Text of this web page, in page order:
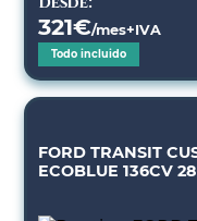
321€/mes+IVA
Todo incluido
FORD TRANSIT
ECOBLUE 136CV